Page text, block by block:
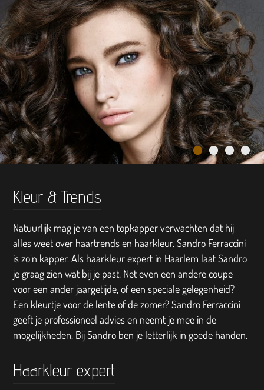
Kleur & Trends
Natuurlijk mag je van een topkapper verwachten dat hij
alles weet over haartrends en haarkleur. Sandro Ferraccini
is zo’n kapper. Als haarkleur expert in Haarlem laat Sandro
je graag zien wat bij je past. Net even een andere coupe
voor een ander jaargetijde, of een speciale gelegenheid?
Een kleurtje voor de lente of de zomer? Sandro Ferraccini
geeft je professioneel advies en neemt je mee in de
mogelijkheden. Bij Sandro ben je letterlijk in goede handen.
Haarkleur expert